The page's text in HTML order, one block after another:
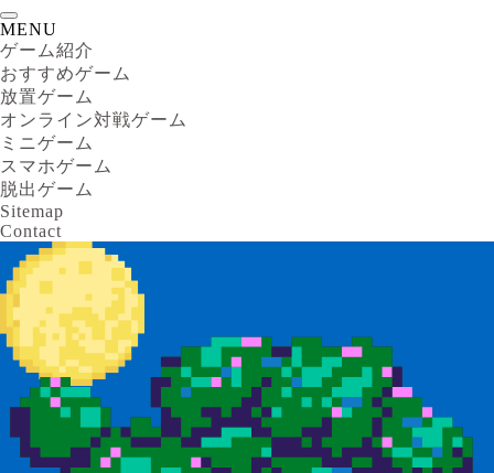
MENU
ゲーム紹介
おすすめゲーム
放置ゲーム
オンライン対戦ゲーム
ミニゲーム
スマホゲーム
脱出ゲーム
Sitemap
Contact